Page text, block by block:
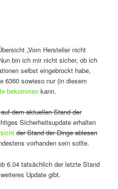
„Vom Hersteller nicht
bin ich mir nicht sicher, ob ich
selbst eingebrockt habe,
6360 sowieso nur (in diesem
bekommen kann.
dem aktuellen Stand der
Sicherheitsupdate erhalten
der Stand der Dinge ablesen
vorhanden sein sollte.
6.04 tatsächlich der letzte Stand
Update gibt.